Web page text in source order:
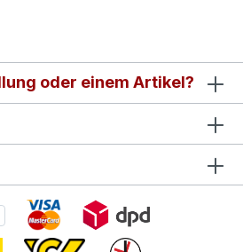
oder einem Artikel?